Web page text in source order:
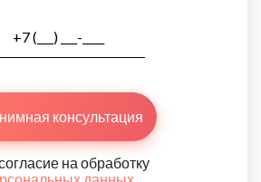
консультация
на обработку